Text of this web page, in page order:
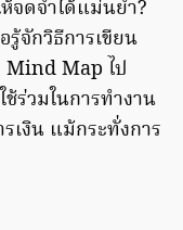
จดจำได้แม่นยำ?
จักวิธีการเขียน
Mind Map ไป
ร่วมในการทำงาน
เงิน แม้กระทั่งการ